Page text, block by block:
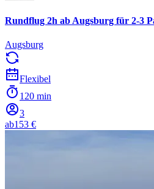
Rundflug 2h ab Augsburg für 2-3
Augsburg
Flexibel
120 min
3
ab153 €